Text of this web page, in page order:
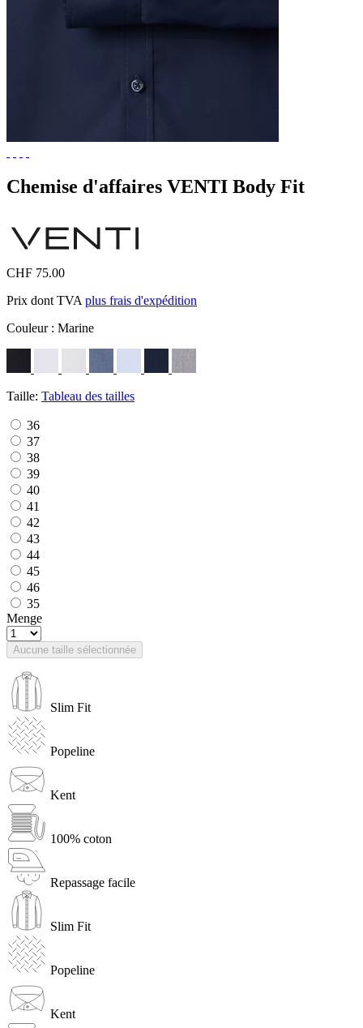
Chemise d'affaires VENTI Body Fit
CHF 75.00
Prix dont TVA plus frais d'expédition
Couleur : Marine
Taille: Tableau des tailles
36
37
38
39
40
41
42
43
44
45
46
35
Menge
Aucune taille sélectionnée
Slim Fit
Popeline
Kent
100% coton
Repassage facile
Slim Fit
Popeline
Kent